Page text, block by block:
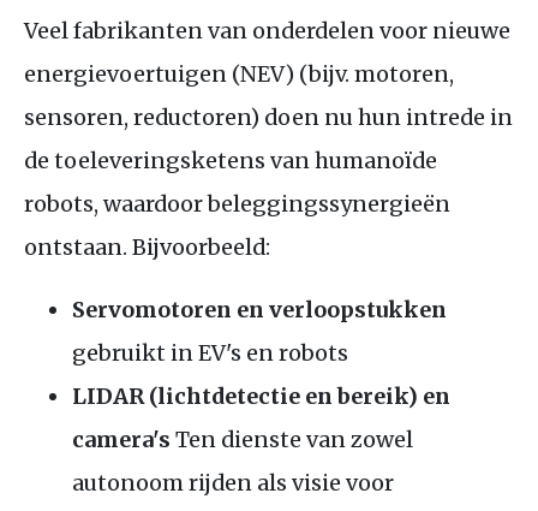
Veel fabrikanten van onderdelen voor nieuwe
energievoertuigen (NEV) (bijv. motoren,
sensoren, reductoren) doen nu hun intrede in
de toeleveringsketens van humanoïde
robots, waardoor beleggingssynergieën
ontstaan. Bijvoorbeeld:
Servomotoren en verloopstukken
gebruikt in EV's en robots
LIDAR (lichtdetectie en bereik) en
camera's Ten dienste van zowel
autonoom rijden als visie voor